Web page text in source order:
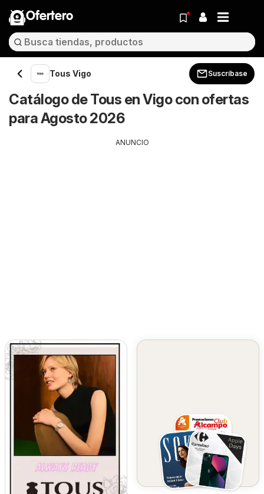
Ofertero
Tous Vigo Suscríbase
Catálogo de Tous en Vigo con ofertas
para Agosto 2026
ANUNCIO